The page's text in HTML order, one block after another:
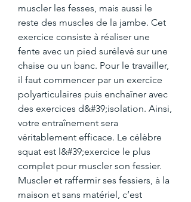
muscler les fesses, mais aussi le
reste des muscles de la jambe. Cet
exercice consiste à réaliser une
fente avec un pied surélevé sur une
chaise ou un banc. Pour le travailler,
il faut commencer par un exercice
polyarticulaires puis enchaîner avec
des exercices d&#39;isolation. Ainsi,
votre entraînement sera
véritablement efficace. Le célèbre
squat est l&#39;exercice le plus
complet pour muscler son fessier.
Muscler et raffermir ses fessiers, à la
maison et sans matériel, c’est